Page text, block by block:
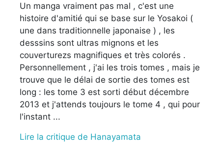
Un manga vraiment pas mal , c'est une
histoire d'amitié qui se base sur le Yosakoi (
une dans traditionnelle japonaise ) , les
desssins sont ultras mignons et les
couverturezs magnifiques et très colorés .
Personnellement , j'ai les trois tomes , mais je
trouve que le délai de sortie des tomes est
long : les tome 3 est sorti début décembre
2013 et j'attends toujours le tome 4 , qui pour
l'instant ...
Lire la critique de Hanayamata